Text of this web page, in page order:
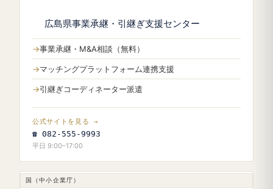
広島県事業承継・引継ぎ支援センター
事業承継・M&A相談（無料）
マッチングプラットフォーム連携支援
引継ぎコーディネーター派遣
公式サイトを見る →
☎ 082-555-9993
平日 9:00–17:00
国（中小企業庁）